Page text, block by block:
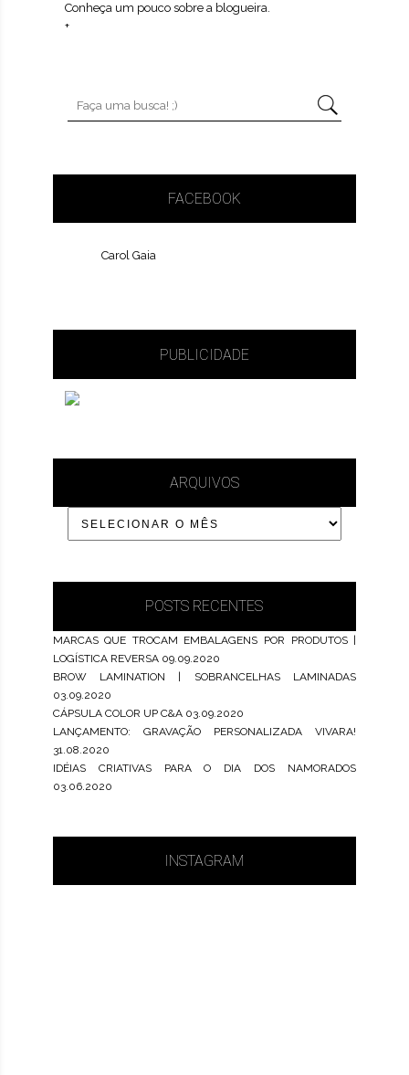
Conheça um pouco sobre a blogueira.
+
FACEBOOK
Carol Gaia
PUBLICIDADE
ARQUIVOS
POSTS RECENTES
MARCAS QUE TROCAM EMBALAGENS POR PRODUTOS |
LOGÍSTICA REVERSA 09.09.2020
BROW LAMINATION | SOBRANCELHAS LAMINADAS
03.09.2020
CÁPSULA COLOR UP C&A 03.09.2020
LANÇAMENTO: GRAVAÇÃO PERSONALIZADA VIVARA!
31.08.2020
IDÉIAS CRIATIVAS PARA O DIA DOS NAMORADOS
03.06.2020
INSTAGRAM